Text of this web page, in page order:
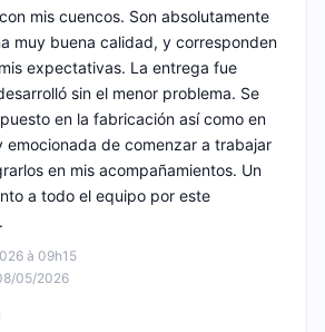
à 09h15
05/2026
mis cuencos. Son absolutamente
muy buena calidad, y corresponden
expectativas. La entrega fue
sin el menor problema. Se
en la fabricación así como en
emocionada de comenzar a trabajar
en mis acompañamientos. Un
a todo el equipo por este